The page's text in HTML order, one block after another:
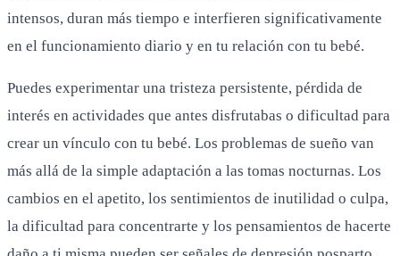
intensos, duran más tiempo e interfieren significativamente
en el funcionamiento diario y en tu relación con tu bebé.
Puedes experimentar una tristeza persistente, pérdida de
interés en actividades que antes disfrutabas o dificultad para
crear un vínculo con tu bebé. Los problemas de sueño van
más allá de la simple adaptación a las tomas nocturnas. Los
cambios en el apetito, los sentimientos de inutilidad o culpa,
la dificultad para concentrarte y los pensamientos de hacerte